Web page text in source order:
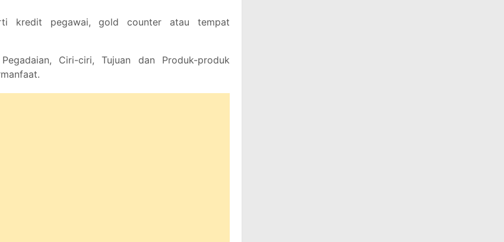
kredit pegawai, gold counter atau tempat
Ciri-ciri, Tujuan dan Produk-produk